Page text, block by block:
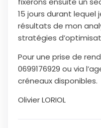
15 jours durant lequel
résultats de mon
stratégies
Pour une prise de
0699176929 ou via
créneaux disponibles.
Olivier LORIOL